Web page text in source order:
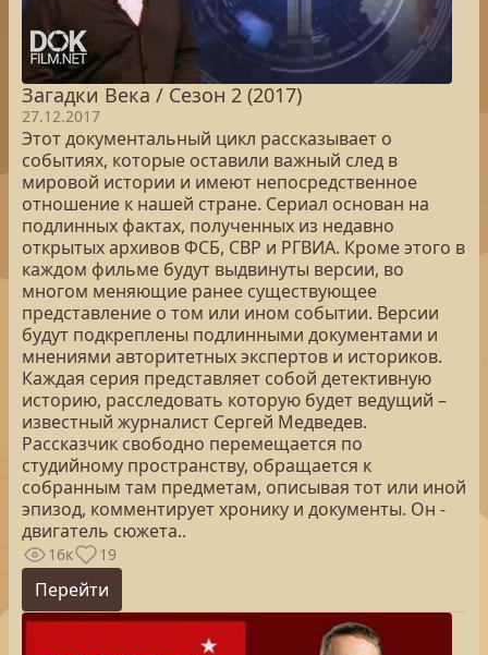
Загадки Века / Сезон 2 (2017)
27.12.2017
Этот документальный цикл рассказывает о
событиях, которые оставили важный след в
мировой истории и имеют непосредственное
отношение к нашей стране. Сериал основан на
подлинных фактах, полученных из недавно
открытых архивов ФСБ, СВР и РГВИА. Кроме этого в
каждом фильме будут выдвинуты версии, во
многом меняющие ранее существующее
представление о том или ином событии. Версии
будут подкреплены подлинными документами и
мнениями авторитетных экспертов и историков.
Каждая серия представляет собой детективную
историю, расследовать которую будет ведущий –
известный журналист Сергей Медведев.
Рассказчик свободно перемещается по
студийному пространству, обращается к
собранным там предметам, описывая тот или иной
эпизод, комментирует хронику и документы. Он -
двигатель сюжета..
16к 19
Перейти